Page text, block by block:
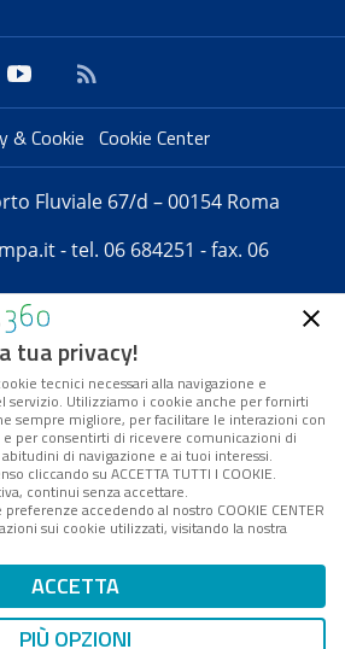
& Cookie Cookie Center
Fluviale 67/d – 00154 Roma
- tel. 06 684251 - fax. 06
telematica iscritta
stampa del Tribunale di Roma -
2008 - Direttore resp. Michela
Stentella
soggetta a Direzione e
di Digital360 S.p.A. - FPA s.r.l.
per il sistema di management
IVA n. 10693191008 - R.E.A. Roma
1249791. ISP AWS
Mappa del sito
tua privacy!
tecnici necessari alla navigazione e
servizio. Utilizziamo i cookie anche per fornirti
sempre migliore, per facilitare le interazioni con
per consentirti di ricevere comunicazioni di
di navigazione e ai tuoi interessi.
cliccando su ACCETTA TUTTI I COOKIE.
continui senza accettare.
accedendo al nostro COOKIE CENTER
sui cookie utilizzati, visitando la nostra
ACCETTA
PIÙ OPZIONI